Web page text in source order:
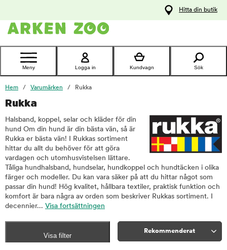
Kontakta
Hitta din butik
Meny Logga in Kundvagn Sök
Hem Varumärken Rukka
Rukka
Halsband, koppel, selar och kläder för din
hund Om din hund är din bästa vän, så är
Rukka er bästa vän! I Rukkas sortiment
hittar du allt du behöver för att göra
vardagen och utomhusvistelsen lättare.
Tåliga hundhalsband, hundselar, hundkoppel och hundtäcken i olika
färger och modeller. Du kan vara säker på att du hittar något som
passar din hund! Hög kvalitet, hållbara textiler, praktisk funktion och
komfort är bara några av orden som beskriver Rukkas sortiment. I
decennier... Visa fortsättningen
Visa filter
Rekommenderat